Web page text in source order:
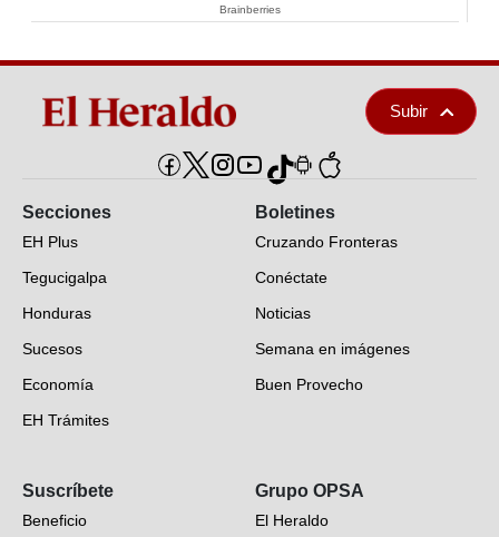
Brainberries
Subir
Secciones
EH Plus
Tegucigalpa
Honduras
Sucesos
Economía
EH Trámites
EH Verifica
Fotogalerías
Boletines
Cruzando Fronteras
Conéctate
Noticias
Semana en imágenes
Buen Provecho
Suscríbete
Beneficio
Grupo OPSA
El Heraldo